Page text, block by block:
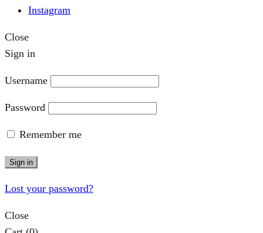
Instagram
Close
Sign in
Username
Password
Remember me
Sign in
Lost your password?
Close